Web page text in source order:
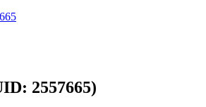
2557665)